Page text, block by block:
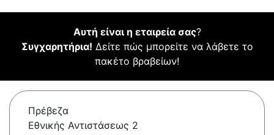
Αυτή είναι η εταιρεία σας?
Συγχαρητήρια! Δείτε πώς μπορείτε να λάβετε το
πακέτο βραβείων!
Πρέβεζα
Εθνικής Αντιστάσεως 2